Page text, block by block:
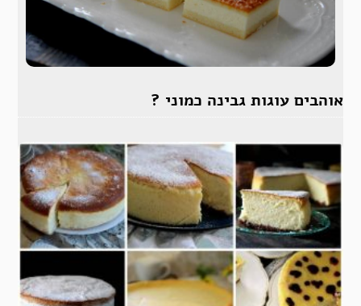
אוהבים עוגות גבינה כמוני ?